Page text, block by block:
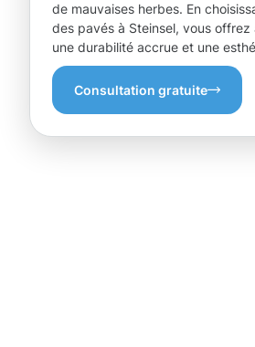
de mauvaises herbes. En
des pavés à Steinsel, vous offrez
une durabilité accrue et une
Consultation gratuite